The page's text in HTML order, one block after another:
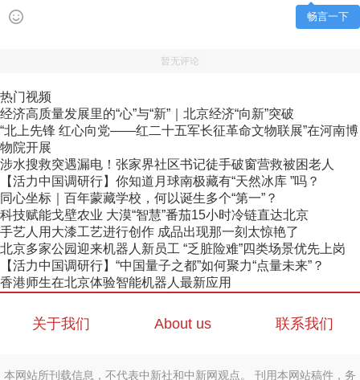
畅言一下
暂无评论
热门视频
经济高质量发展里的“心”与“新”｜北京经济“向新”突破
“北上先锋 红心向党——红二十五军长征革命文物联展”在河南博
物院开展
涉水搜救突遇漏电！张家界社区书记徒手破窗营救被困老人
【活力中国调研行】你知道月球南极藏有“天然冰库 ”吗？
同心坐标｜百年蒙藏学校，何以诞生多个“第一”？
科技赋能戈壁农业 大漠“智慧”番茄15小时冷链直达北京
手艺人用大漆工艺进行创作 成品出现那一刻太惊艳了
北京多家公园迎来机器人新员工 “乏脏险难”四类场景优先上岗
【活力中国调研行】“中国量子之都”如何聚力“点量未来”？
香港师生在北京体验智能机器人最新应用
关于我们 About us 联系我们
本网站所刊载信息，不代表中新社和中新网观点。 刊用本网站稿件，务